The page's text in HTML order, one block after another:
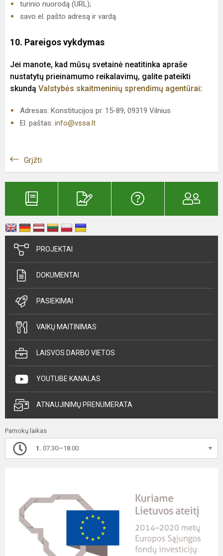
turinio nuorodą (URL);
savo el. pašto adresą ir vardą.
10. Pareigos vykdymas
Jei manote, kad mūsų svetainė neatitinka apraše
nustatytų prieinamumo reikalavimų, galite pateikti
skundą Valstybės skaitmeninių sprendimų agentūrai:
Adresas: Konstitucijos pr. 15-89, 09319 Vilnius
El. paštas: info@vssa.lt
Grįžti
PROJEKTAI
DOKUMENTAI
PASIEKIMAI
VAIKŲ MAITINIMAS
LAISVOS DARBO VIETOS
YOUTUBE KANALAS
ATNAUJINIMŲ PRENUMERATA
Pamokų laikas
1. 07.30—18.00